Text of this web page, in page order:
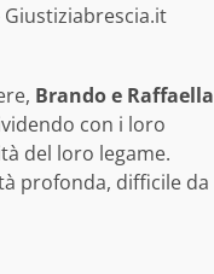
Brando e Raffaella
con i loro
del loro legame.
profonda, difficile da